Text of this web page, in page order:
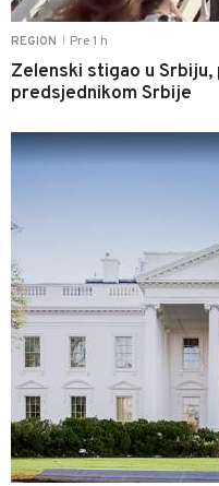
REGION Pre 1 h
Zelenski stigao u Srbiju,
predsjednikom Srbije